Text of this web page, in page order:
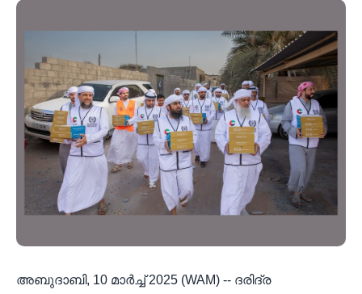
അബുദാബി, 10 മാർച്ച് 2025 (WAM) -- ദരിദ്ര